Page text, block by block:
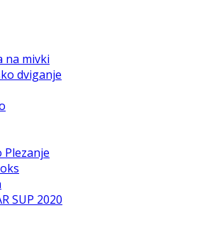
na mivki
dviganje
SUP 2020